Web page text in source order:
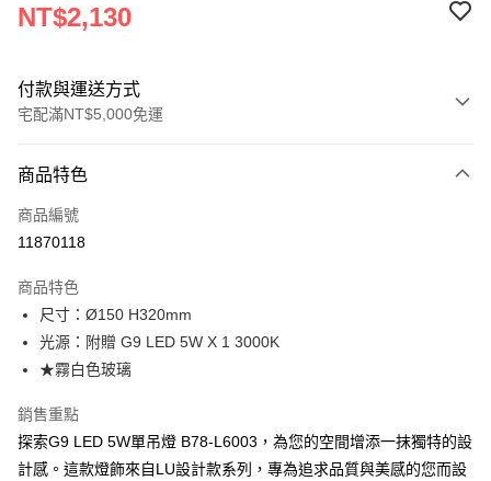
NT$2,130
付款與運送方式
宅配滿NT$5,000免運
信用卡一次付款
LINE Pay
街口支付
悠遊付
全盈+PAY
AFTEE先享後付
商品特色
商品編號
11870118
商品特色
尺寸：Ø150 H320mm
光源：附贈 G9 LED 5W X 1 3000K
★霧白色玻璃
銷售重點
探索G9 LED 5W單吊燈 B78-L6003，為您的空間增添一抹獨特的設
計感。這款燈飾來自LU設計款系列，專為追求品質與美感的您而設